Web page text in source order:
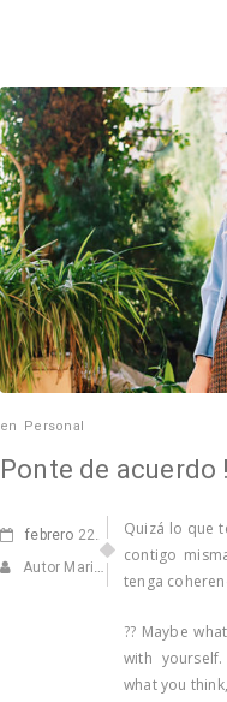
en Personal
Ponte de acuerdo !
febrero 22, 2021
Autor Marisa Navarro
Quizá lo que
contigo
tenga
?? Maybe
with
what you